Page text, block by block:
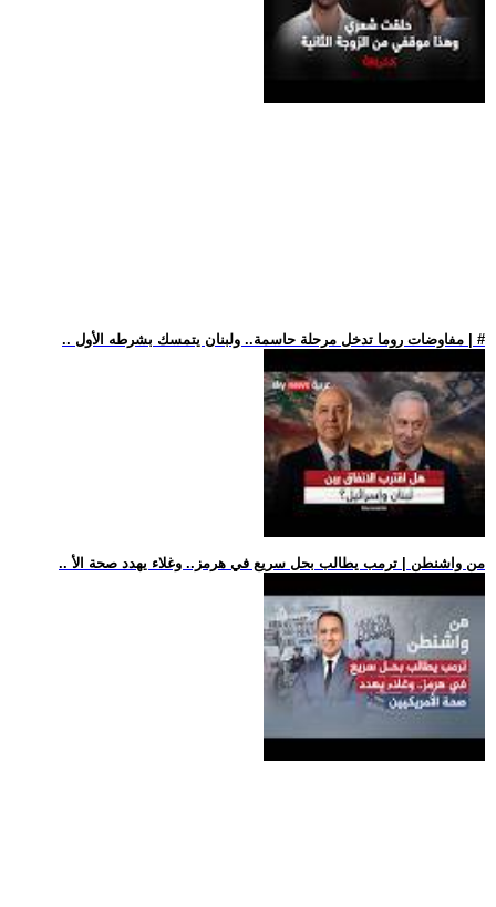
.. مفاوضات روما تدخل مرحلة حاسمة.. ولبنان يتمسك بشرطه الأول | #
.. من واشنطن | ترمب يطالب بحل سريع في هرمز.. وغلاء يهدد صحة الأ